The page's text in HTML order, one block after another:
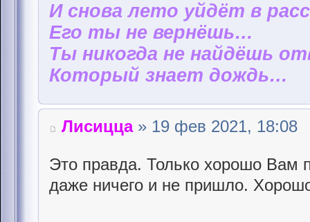
И снова лето уйдёт в
Его ты не вернёшь…
Ты никогда не найдёшь
Который знает дождь…
Лисицца» 19 фев 2021, 18:08
Это правда. Только хорошо Вам
даже ничего и не пришло.